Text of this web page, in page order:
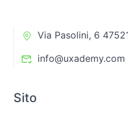
Via Pasolini, 6
info@uxademy.com
Sito